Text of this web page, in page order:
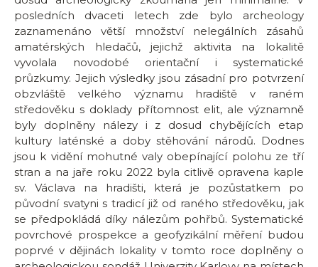
posledních dvaceti letech zde bylo archeology
zaznamenáno větší množství nelegálních zásahů
amatérských hledačů, jejichž aktivita na lokalitě
vyvolala novodobé orientační i systematické
průzkumy. Jejich výsledky jsou zásadní pro potvrzení
obzvláště velkého významu hradiště v raném
středověku s doklady přítomnost elit, ale významně
byly doplněny nálezy i z dosud chybějících etap
kultury laténské a doby stěhování národů. Dodnes
jsou k vidění mohutné valy obepínající polohu ze tří
stran a na jaře roku 2022 byla citlivě opravena kaple
sv. Václava na hradišti, která je pozůstatkem po
původní svatyni s tradicí již od raného středověku, jak
se předpokládá díky nálezům pohřbů. Systematické
povrchové prospekce a geofyzikální měření budou
poprvé v dějinách lokality v tomto roce doplněny o